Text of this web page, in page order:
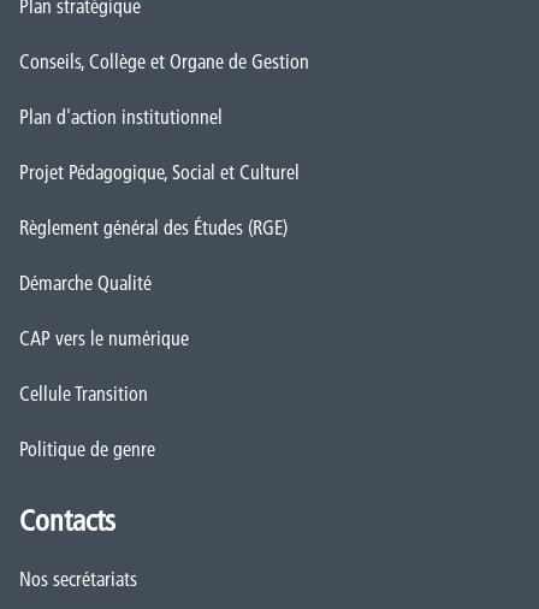
Plan stratégique
Conseils, Collège et Organe de Gestion
Plan d'action institutionnel
Projet Pédagogique, Social et Culturel
Règlement général des Études (RGE)
Démarche Qualité
CAP vers le numérique
Cellule Transition
Politique de genre
Contacts
Nos secrétariats